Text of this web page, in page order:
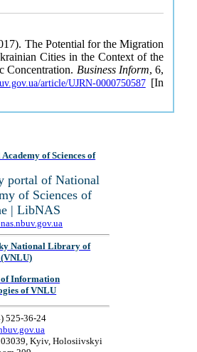
The Potential for the Migration
Cities in the Context of the
Concentration. Business Inform, 6,
article/UJRN-0000750587[In
of Sciences of
portal of National
of Sciences of
| LibNAS
National Library of
Information
of VNLU
525-36-24
Kyiv, Holosiivskyi